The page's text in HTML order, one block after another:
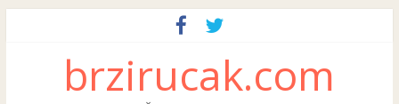
brzirucak.com